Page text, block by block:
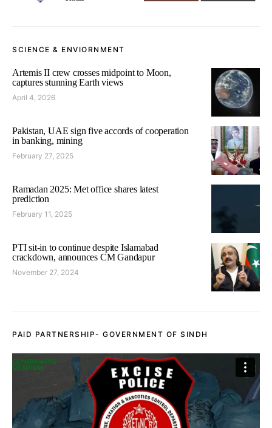
SCIENCE & ENVIORNMENT
Artemis II crew crosses midpoint to Moon,
captures stunning Earth views
April 4, 2026
Pakistan, UAE sign five accords of cooperation
in banking, mining
February 27, 2025
Ramadan 2025: Met office shares latest
prediction
February 11, 2025
PTI sit-in to continue despite Islamabad
crackdown, announces CM Gandapur
November 27, 2024
PAID PARTNERSHIP- GOVERNMENT OF SINDH